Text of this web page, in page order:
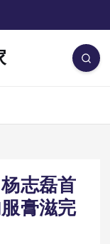
志磊首
膏滋完